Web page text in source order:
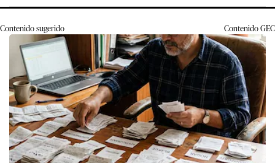
Contenido sugerido ContenidoGEC